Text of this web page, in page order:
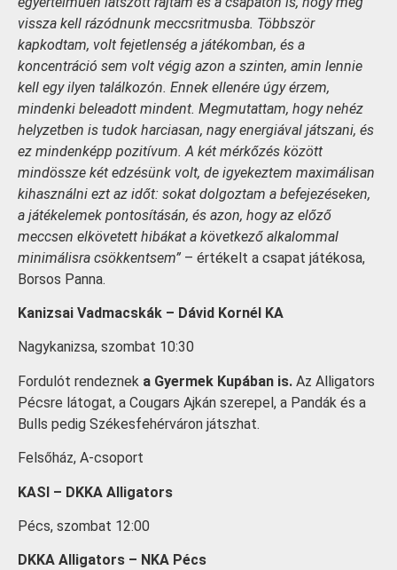
vissza kell rázódnunk meccsritmusba. Többször
kapkodtam, volt fejetlenség a játékomban, és a
koncentráció sem volt végig azon a szinten, amin lennie
kell egy ilyen találkozón. Ennek ellenére úgy érzem,
mindenki beleadott mindent. Megmutattam, hogy nehéz
helyzetben is tudok harciasan, nagy energiával játszani, és
ez mindenképp pozitívum. A két mérkőzés között
mindössze két edzésünk volt, de igyekeztem maximálisan
kihasználni ezt az időt: sokat dolgoztam a befejezéseken,
a játékelemek pontosításán, és azon, hogy az előző
meccsen elkövetett hibákat a következő alkalommal
minimálisra csökkentsem” – értékelt a csapat játékosa,
Borsos Panna.
Kanizsai Vadmacskák – Dávid Kornél KA
Nagykanizsa, szombat 10:30
Fordulót rendeznek a Gyermek Kupában is. Az Alligators
Pécsre látogat, a Cougars Ajkán szerepel, a Pandák és a
Bulls pedig Székesfehérváron játszhat.
Felsőház, A-csoport
KASI – DKKA Alligators
Pécs, szombat 12:00
DKKA Alligators – NKA Pécs